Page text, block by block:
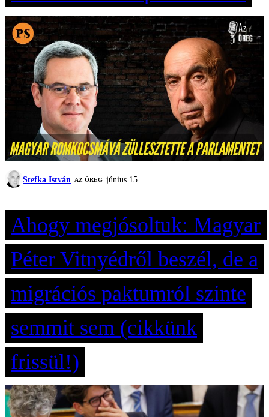
Stefka István AZ ÖREG június 15.
Ahogy megjósoltuk: Magyar
Péter Vitnyédről beszél, de a
migrációs paktumról szinte
semmit sem (cikkünk
frissül!)